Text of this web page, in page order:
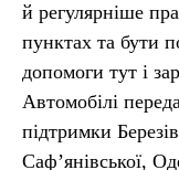
й регулярніше
пунктах та бути
допомоги тут і
Автомобілі
підтримки
Саф’янівської,